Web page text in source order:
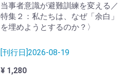
当事者意識が避難訓練を変える／
特集２：私たちは、なぜ「余白」
を埋めようとするのか？〉
[刊行日]2026-08-19
¥ 1,280